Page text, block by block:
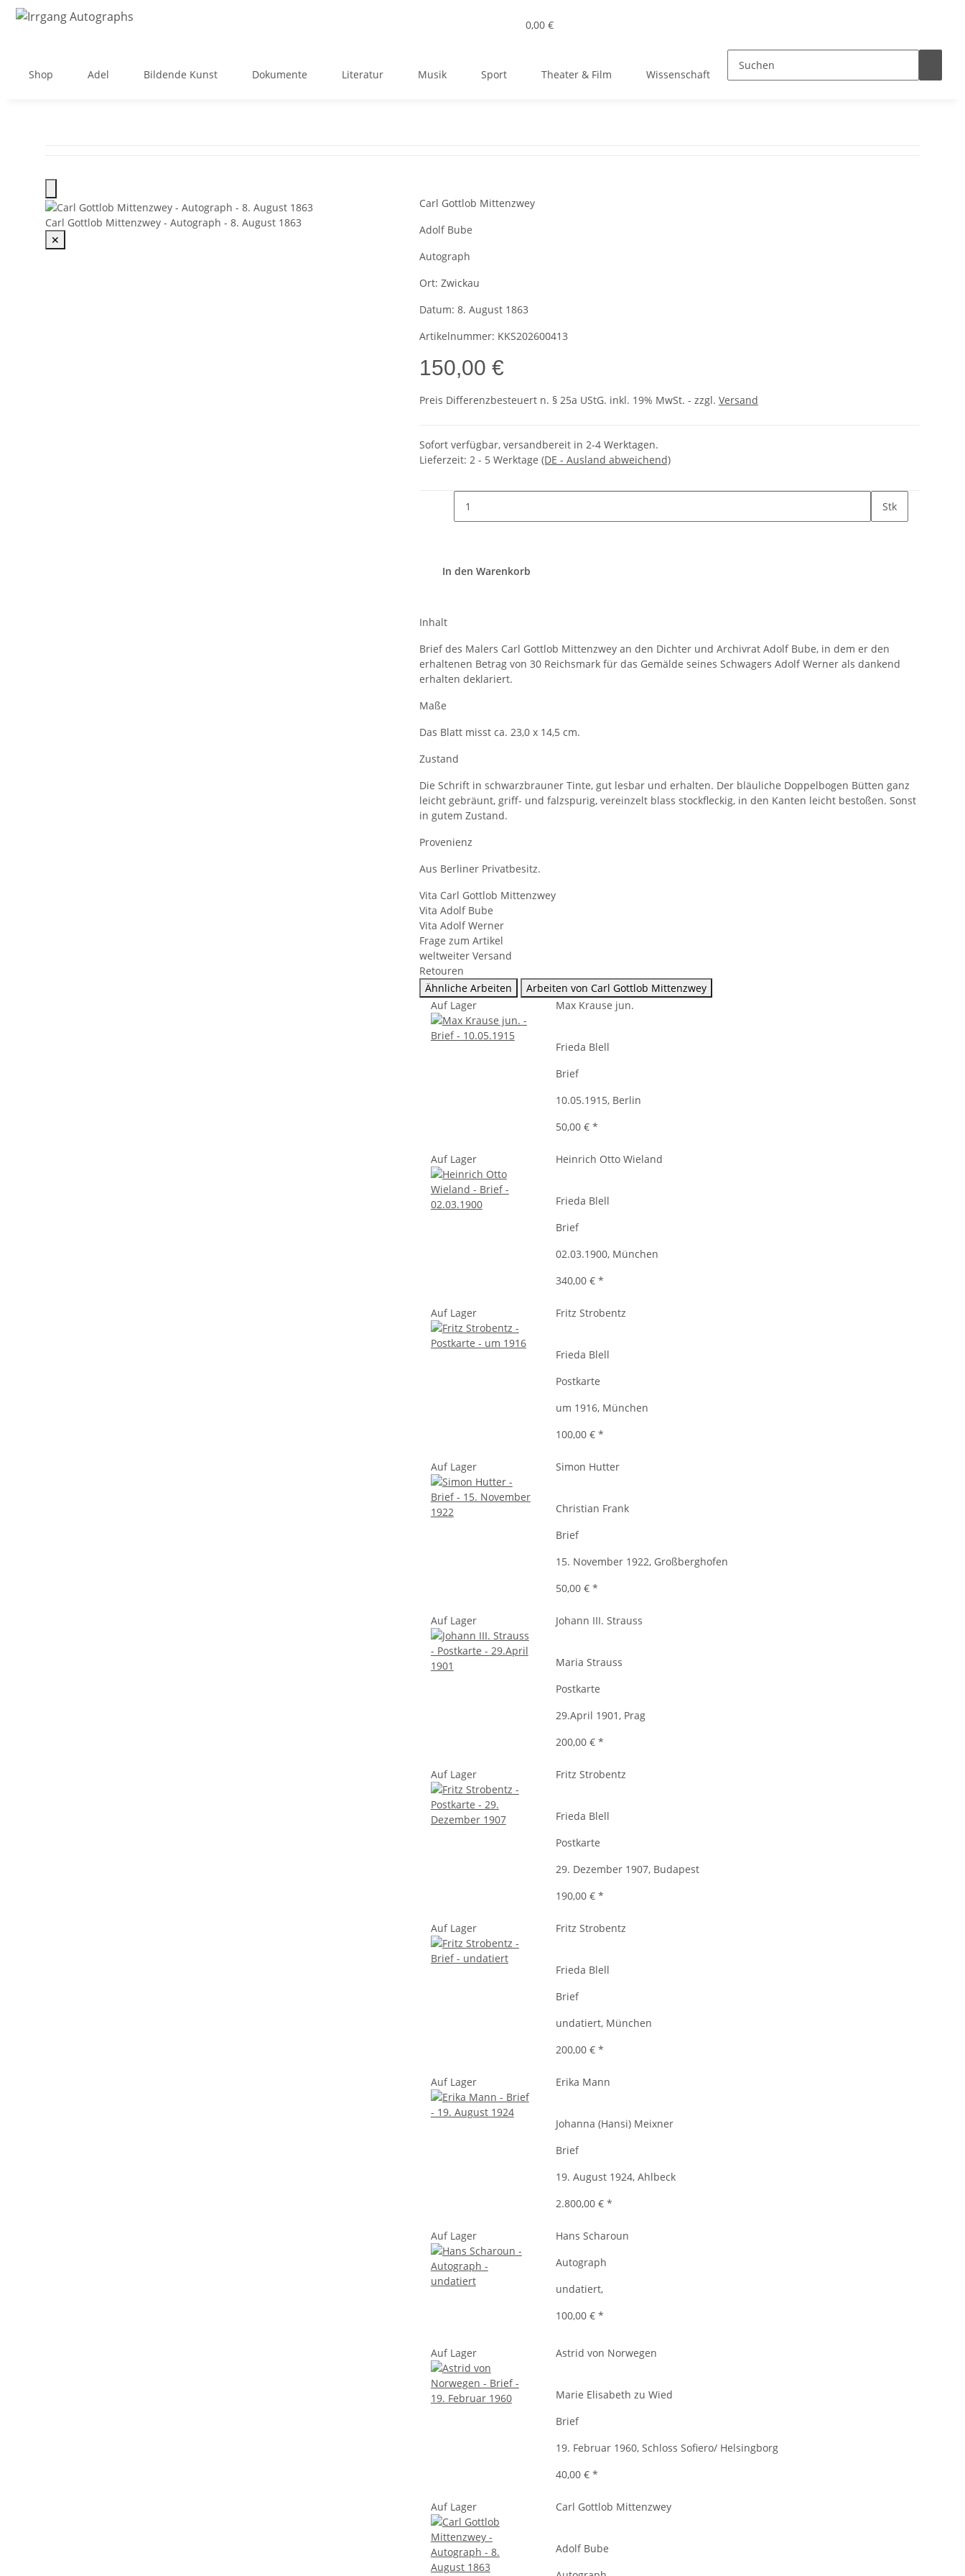
0,00 €
Shop Adel Bildende Kunst Dokumente Literatur Musik Sport Theater & Film Wissenschaft
Carl Gottlob Mittenzwey - Autograph - 8. August 1863
✕
Carl Gottlob Mittenzwey
Adolf Bube
Autograph
Ort: Zwickau
Datum: 8. August 1863
Artikelnummer: KKS202600413
150,00 €
Preis Differenzbesteuert n. § 25a UStG. inkl. 19% MwSt. - zzgl. Versand
Sofort verfügbar, versandbereit in 2-4 Werktagen.
Lieferzeit: 2 - 5 Werktage (DE - Ausland abweichend)
Stk
In den Warenkorb
Inhalt
Brief des Malers Carl Gottlob Mittenzwey an den Dichter und Archivrat Adolf Bube, in dem er den
erhaltenen Betrag von 30 Reichsmark für das Gemälde seines Schwagers Adolf Werner als dankend
erhalten deklariert.
Maße
Das Blatt misst ca. 23,0 x 14,5 cm.
Zustand
Die Schrift in schwarzbrauner Tinte, gut lesbar und erhalten. Der bläuliche Doppelbogen Bütten ganz
leicht gebräunt, griff- und falzspurig, vereinzelt blass stockfleckig, in den Kanten leicht bestoßen. Sonst
in gutem Zustand.
Provenienz
Aus Berliner Privatbesitz.
Vita Carl Gottlob Mittenzwey
Vita Adolf Bube
Vita Adolf Werner
Frage zum Artikel
weltweiter Versand
Retouren
Ähnliche Arbeiten
Arbeiten von Carl Gottlob Mittenzwey
Auf Lager
Max Krause jun.
Frieda Blell
Brief
10.05.1915, Berlin
50,00 €*
Auf Lager Heinrich Otto Wieland
Frieda Blell
Brief
02.03.1900, München
340,00 €*
Auf Lager Fritz Strobentz
Frieda Blell
Postkarte
um 1916, München
100,00 €*
Auf Lager Simon Hutter
Christian Frank
Brief
15. November 1922, Großberghofen
50,00 €*
Auf Lager Johann III. Strauss
Maria Strauss
Postkarte
29.April 1901, Prag
200,00 €*
Auf Lager Fritz Strobentz
Frieda Blell
Postkarte
29. Dezember 1907, Budapest
190,00 €*
Auf Lager Fritz Strobentz
Frieda Blell
Brief
undatiert, München
200,00 €*
Auf Lager Erika Mann
Johanna (Hansi) Meixner
Brief
19. August 1924, Ahlbeck
2.800,00 €*
Auf Lager
Hans Scharoun
Autograph
undatiert,
100,00 €*
Auf Lager Astrid von Norwegen
Marie Elisabeth zu Wied
Brief
19. Februar 1960, Schloss Sofiero/ Helsingborg
40,00 €*
Auf Lager Carl Gottlob Mittenzwey
Adolf Bube